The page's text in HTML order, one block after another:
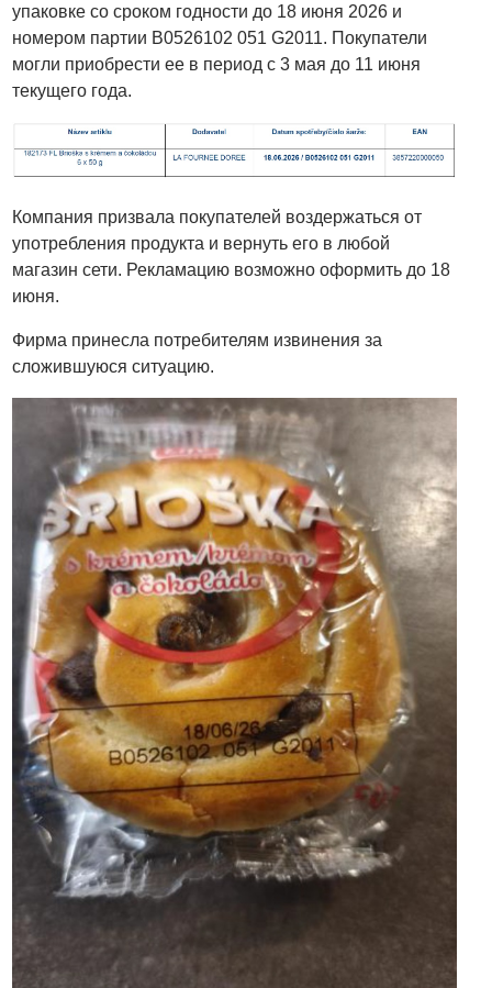
упаковке со сроком годности до 18 июня 2026 и
номером партии B0526102 051 G2011. Покупатели
могли приобрести ее в период с 3 мая до 11 июня
текущего года.
Компания призвала покупателей воздержаться от
употребления продукта и вернуть его в любой
магазин сети. Рекламацию возможно оформить до 18
июня.
Фирма принесла потребителям извинения за
сложившуюся ситуацию.